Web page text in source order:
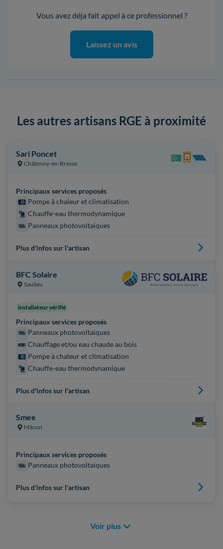
Vous avez déja fait appel à ce professionnel ?
Laissez un avis
Les autres artisans RGE à proximité
Sarl Poncet
Châtenoy-en-Bresse
Principaux services proposés
Pompe à chaleur et climatisation
Chauffe-eau thermodynamique
Panneaux photovoltaïques
Plus d'infos sur l'artisan
BFC Solaire
Saulieu
installateur vérifié
Principaux services proposés
Panneaux photovoltaïques
Chauffage et/ou eau chaude au bois
Pompe à chaleur et climatisation
Chauffe-eau thermodynamique
Plus d'infos sur l'artisan
Smee
Mâcon
Principaux services proposés
Panneaux photovoltaïques
Plus d'infos sur l'artisan
Voir plus